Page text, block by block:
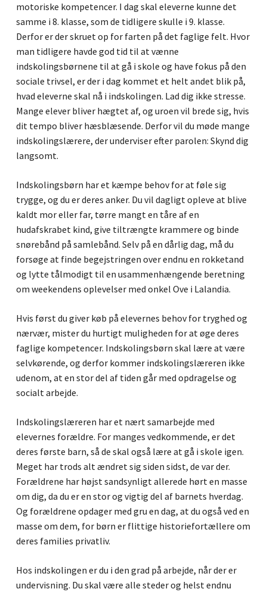
motoriske kompetencer. I dag skal eleverne kunne det
samme i 8. klasse, som de tidligere skulle i 9. klasse.
Derfor er der skruet op for farten på det faglige felt. Hvor
man tidligere havde god tid til at vænne
indskolingsbørnene til at gå i skole og have fokus på den
sociale trivsel, er der i dag kommet et helt andet blik på,
hvad eleverne skal nå i indskolingen. Lad dig ikke stresse.
Mange elever bliver hægtet af, og uroen vil brede sig, hvis
dit tempo bliver hæsblæsende. Derfor vil du møde mange
indskolingslærere, der underviser efter parolen: Skynd dig
langsomt.
Indskolingsbørn har et kæmpe behov for at føle sig
trygge, og du er deres anker. Du vil dagligt opleve at blive
kaldt mor eller far, tørre mangt en tåre af en
hudafskrabet kind, give tiltrængte krammere og binde
snørebånd på samlebånd. Selv på en dårlig dag, må du
forsøge at finde begejstringen over endnu en rokketand
og lytte tålmodigt til en usammenhængende beretning
om weekendens oplevelser med onkel Ove i Lalandia.
Hvis først du giver køb på elevernes behov for tryghed og
nærvær, mister du hurtigt muligheden for at øge deres
faglige kompetencer. Indskolingsbørn skal lære at være
selvkørende, og derfor kommer indskolingslæreren ikke
udenom, at en stor del af tiden går med opdragelse og
socialt arbejde.
Indskolingslæreren har et nært samarbejde med
elevernes forældre. For manges vedkommende, er det
deres første barn, så de skal også lære at gå i skole igen.
Meget har trods alt ændret sig siden sidst, de var der.
Forældrene har højst sandsynligt allerede hørt en masse
om dig, da du er en stor og vigtig del af barnets hverdag.
Og forældrene opdager med gru en dag, at du også ved en
masse om dem, for børn er flittige historiefortællere om
deres families privatliv.
Hos indskolingen er du i den grad på arbejde, når der er
undervisning. Du skal være alle steder og helst endnu